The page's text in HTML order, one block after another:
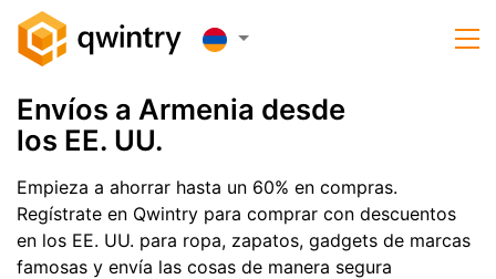
Envíos a Armenia desde
los EE. UU.
Empieza a ahorrar hasta un 60% en compras.
Regístrate en Qwintry para comprar con descuentos
en los EE. UU. para ropa, zapatos, gadgets de marcas
famosas y envía las cosas de manera segura